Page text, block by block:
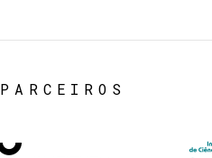
PARCEIROS